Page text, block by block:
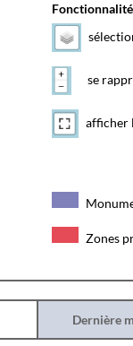
se
afficher
Zones
Dernière